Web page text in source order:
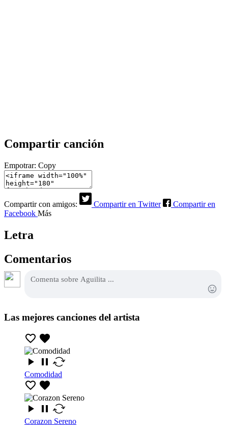
Compartir canción
Empotrar: Copy
Compartir con amigos: Compartir en Twitter
Compartir en
Facebook Más
Letra
Comentarios
Las mejores canciones del artista
Comodidad
Corazon Sereno